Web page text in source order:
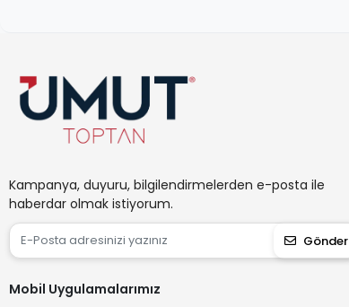
80035
8680690362002
8680690361005
8682368950511
8680617520072
8682723193072
Kampanya, duyuru, bilgilendirmelerden e-posta ile
haberdar olmak istiyorum.
Gönder
Mobil Uygulamalarımız